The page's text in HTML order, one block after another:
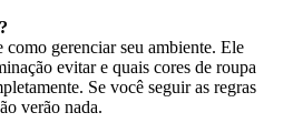
como gerenciar seu ambiente. Ele
evitar e quais cores de roupa
Se você seguir as regras
verão nada.